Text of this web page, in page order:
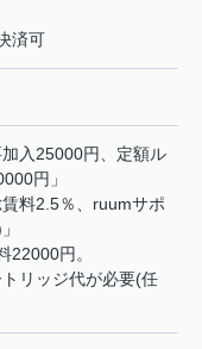
済可
入25000円、定額ル
円」
料2.5％、ruumサポ
22000円。
リッジ代が必要(任